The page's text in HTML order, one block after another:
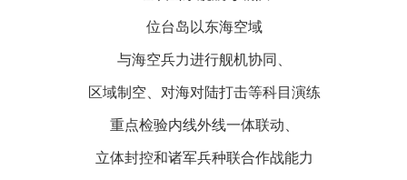
位台岛以东海空域
与海空兵力进行舰机协同、
区域制空、对海对陆打击等科目演练
重点检验内线外线一体联动、
立体封控和诸军兵种联合作战能力
谢谢有你温暖了四季